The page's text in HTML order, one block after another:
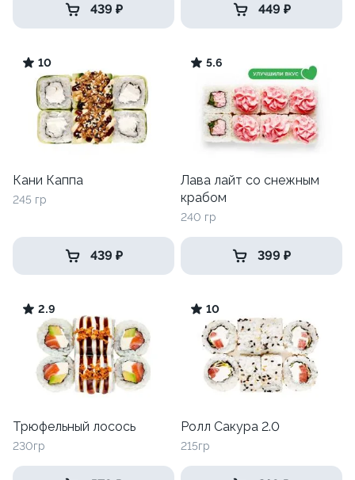
439 ₽ 449 ₽
10
Кани Каппа
245 гр
439 ₽
5.6
Лава лайт со снежным
крабом
240 гр
399 ₽
2.9
Трюфельный лосось
230гр
10
Ролл Сакура 2.0
215гр